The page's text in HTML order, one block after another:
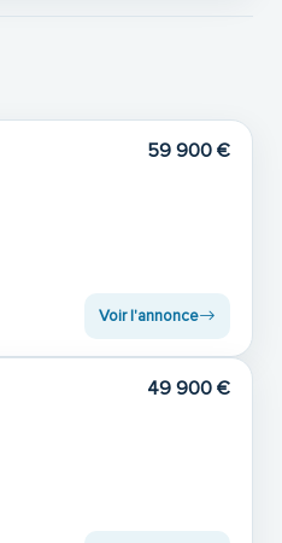
59 900 €
Voir l'annonce
49 900 €